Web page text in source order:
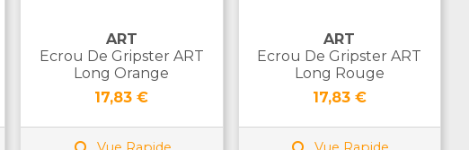
ART
Ecrou De Gripster ART
Long Orange
Prix
17,83 €
ART
Ecrou De Gripster ART
Long Rouge
Prix
17,83 €